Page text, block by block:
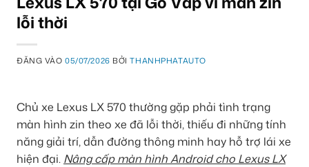
lỗi thời
ĐĂNG VÀO05/07/2026 BỞITHANHPHATAUTO
Chủ xe Lexus LX 570 thường gặp phải tình trạng
màn hình zin theo xe đã lỗi thời, thiếu đi những tính
năng giải trí, dẫn đường thông minh hay hỗ trợ lái xe
hiện đại. Nâng cấp màn hình Android cho Lexus LX